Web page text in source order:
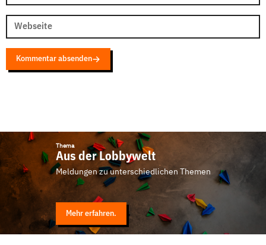
Webseite
Kommentar absenden
Thema
Aus der Lobbywelt
Meldungen zu unterschiedlichen Themen
Mehr erfahren.